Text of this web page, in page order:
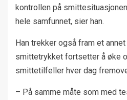
kontrollen på
hele samfunnet, sier han.
Han trekker også fram et
smittetrykket fortsetter å øke
smittetilfeller hver dag
– På samme måte som med